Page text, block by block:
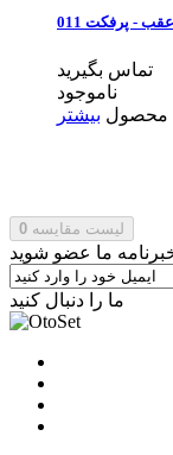
تماس بگیرید
ناموجود
محصول بیشتر
لیست مقایسه 0
ما عضو شوید
ما را دنبال کنید